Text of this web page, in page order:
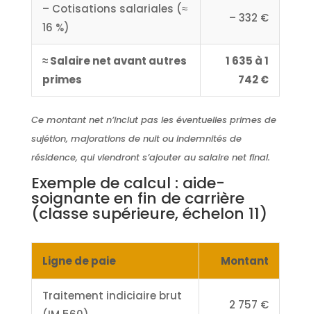
– Cotisations salariales (≈
16 %)
– 332 €
≈ Salaire net avant autres
primes
1 635 à 1
742 €
Ce montant net n’inclut pas les éventuelles primes de
sujétion, majorations de nuit ou indemnités de
résidence, qui viendront s’ajouter au salaire net final.
Exemple de calcul : aide-
soignante en fin de carrière
(classe supérieure, échelon 11)
Ligne de paie Montant
Traitement indiciaire brut
2 757 €